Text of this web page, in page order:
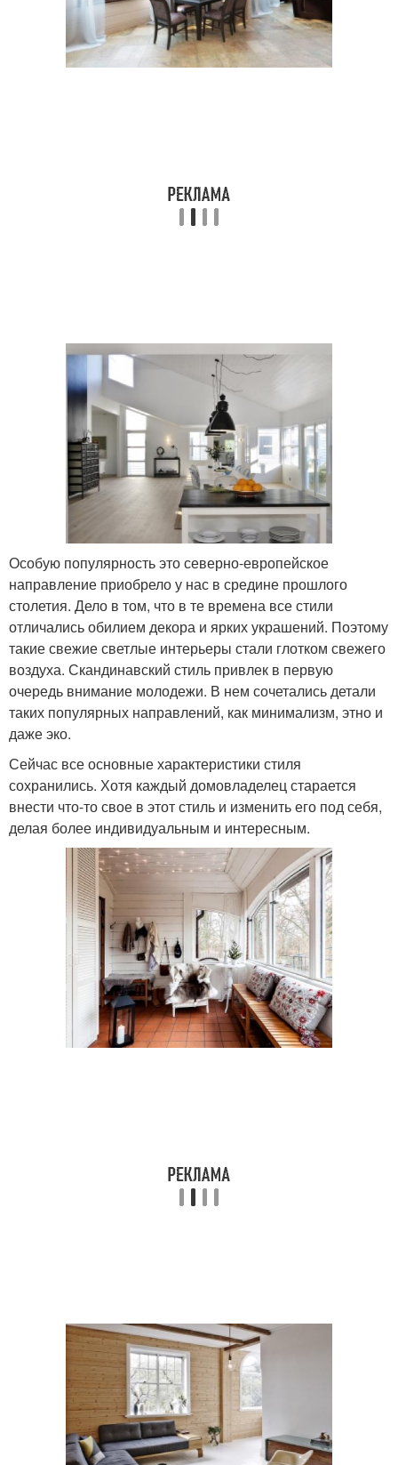
Особую популярность это северно-европейское
направление приобрело у нас в средине прошлого
столетия. Дело в том, что в те времена все стили
отличались обилием декора и ярких украшений. Поэтому
такие свежие светлые интерьеры стали глотком свежего
воздуха. Скандинавский стиль привлек в первую
очередь внимание молодежи. В нем сочетались детали
таких популярных направлений, как минимализм, этно и
даже эко.
Сейчас все основные характеристики стиля
сохранились. Хотя каждый домовладелец старается
внести что-то свое в этот стиль и изменить его под себя,
делая более индивидуальным и интересным.